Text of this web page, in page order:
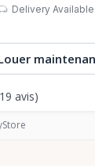
Delivery Available
avis)